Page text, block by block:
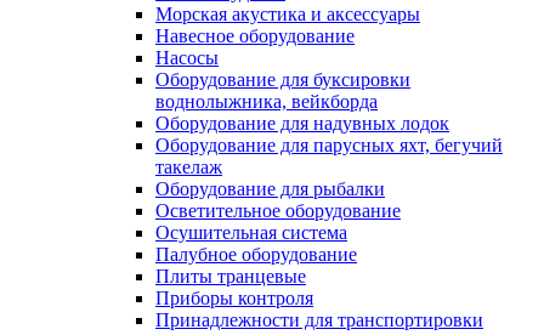
Морская акустика и аксессуары
Навесное оборудование
Насосы
Оборудование для буксировки
воднолыжника, вейкборда
Оборудование для надувных лодок
Оборудование для парусных яхт, бегучий
такелаж
Оборудование для рыбалки
Осветительное оборудование
Осушительная система
Палубное оборудование
Плиты транцевые
Приборы контроля
Принадлежности для транспортировки